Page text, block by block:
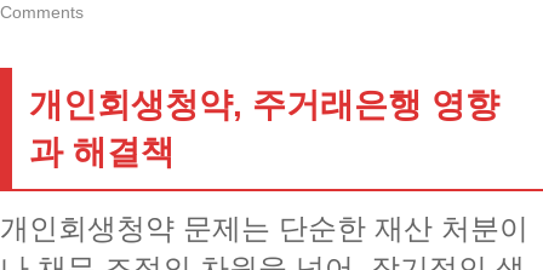
Comments
개인회생청약, 주거래은행 영향
과 해결책
개인회생청약 문제는 단순한 재산 처분이